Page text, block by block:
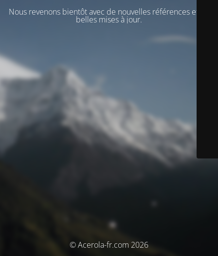
Nous revenons bientôt avec de nouvelles références et de
belles mises à jour.
© Acerola-fr.com 2026